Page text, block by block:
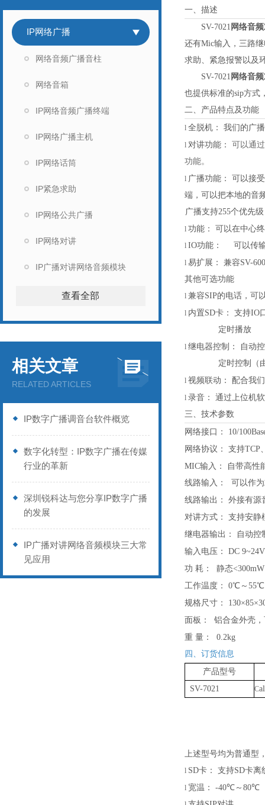
IP网络广播
网络音频广播音柱
网络音箱
IP网络音频广播终端
IP网络广播主机
IP网络话筒
IP紧急求助
IP网络公共广播
IP网络对讲
IP广播对讲网络音频模块
查看全部
相关文章
RELATED ARTICLES
IP数字广播调音台软件概览
数字化转型：IP数字广播在传媒
行业的革新
深圳锐科达与您分享IP数字广播
的发展
IP广播对讲网络音频模块三大常
见应用
一、描述
SV-7021 网络音
还有Mic输入，三路
求助、紧急报警以及
SV-7021 网络音
也提供标准的sip方式
二、产品特点及功能
l 全脱机： 我们的广
l 对讲功能：
可以通
功能。
l 广播功能：
可以接
端，可以把本地的音
广播支持255个优先
l 功能： 可以在中心
l IO功能： 可以传输
l 易扩展： 兼容SV-
其他可选功能
l 兼容SIP的电话，可
l 内置SD卡： 支持IO
定时播放
l 继电器控制：
自动
定时控制（
l 视频联动： 配合我
l 录音：
通过上位机
三、技术参数
网络接口：
10/
网络协议：
支持TCP
MIC输入：
自带高性
线路输入：
可以作
线路输出：
外接有源
对讲方式：
支持安静
继电器输出：
自动控
输入电压：
DC 9~24V
功 耗： 静态<300mW
工作温度：
0℃～55℃
规格尺寸：
面板：
铝合金外壳
重 量：
0.2kg
四、订货信息
产品型号
SV-7021 C
上述型号均为普通型
l SD卡： 支持SD卡离
l 宽温： -40℃～80℃